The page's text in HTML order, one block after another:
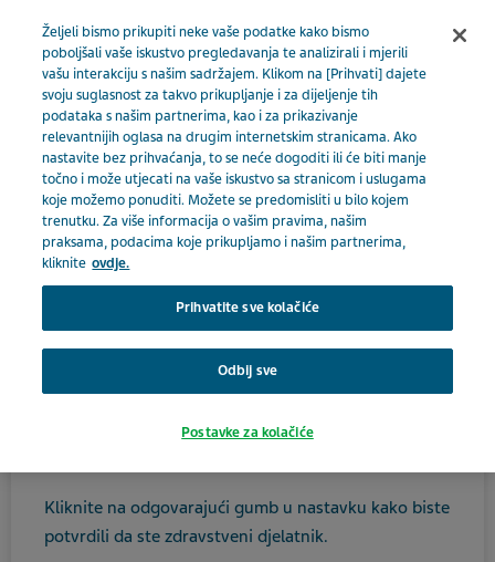
Jeste li zdravstveni
djelatnik?
Kliknite na odgovarajući gumb u nastavku kako biste
potvrdili da ste zdravstveni djelatnik.
Bosna i Hercegovina Proizvodi
Katalog proizvoda
Zdravstveni djelatnik
Enazil 10 mg
Enazil 10 mg
Aktivni sastojak
Kardiovaskularne bolesti
Željeli bismo prikupiti neke vaše podatke kako bismo
poboljšali vaše iskustvo pregledavanja te analizirali i mjerili
vašu interakciju s našim sadržajem. Klikom na [Prihvati] dajete
svoju suglasnost za takvo prikupljanje i za dijeljenje tih
podataka s našim partnerima, kao i za prikazivanje
relevantnijih oglasa na drugim internetskim stranicama. Ako
nastavite bez prihvaćanja, to se neće dogoditi ili će biti manje
točno i može utjecati na vaše iskustvo sa stranicom i uslugama
koje možemo ponuditi. Možete se predomisliti u bilo kojem
trenutku. Za više informacija o vašim pravima, našim
praksama, podacima koje prikupljamo i našim partnerima,
kliknite ovdje.
Prihvatite sve kolačiće
Odbij sve
Postavke za kolačiće